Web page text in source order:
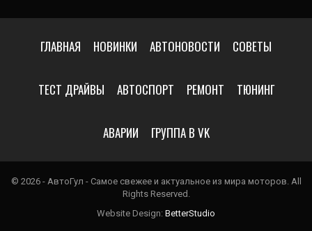
ГЛАВНАЯ НОВИНКИ АВТОНОВОСТИ СОВЕТЫ
ТЕСТ ДРАЙВЫ АВТОСПОРТ РЕМОНТ ТЮНИНГ
АВАРИИ ГРУППА В VK
© 2026 - АвтоГул - Самое свежее и актуальное из мира моторов. All
Rights Reserved.
Website Design: BetterStudio